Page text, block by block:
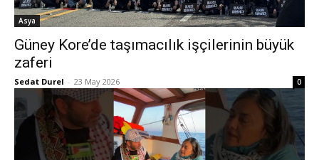
Asya
Güney Kore’de taşımacılık işçilerinin büyük
zaferi
Sedat Durel - 23 May 2026 0